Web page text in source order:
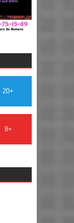
20+
8+